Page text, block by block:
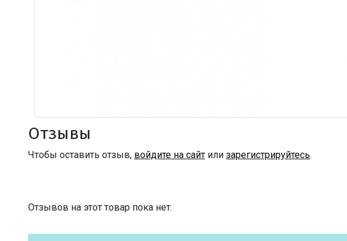
Отзывы
Чтобы оставить отзыв, войдите на сайт или зарегистрируйтесь.
Отзывов на этот товар пока нет.